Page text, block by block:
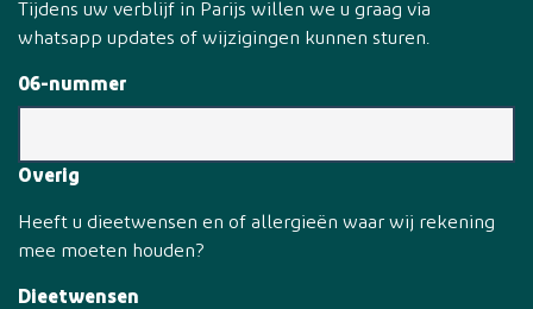
Tijdens uw verblijf in Parijs willen we u graag via
whatsapp updates of wijzigingen kunnen sturen.
06-nummer
Overig
Heeft u dieetwensen en of allergieën waar wij rekening
mee moeten houden?
Dieetwensen